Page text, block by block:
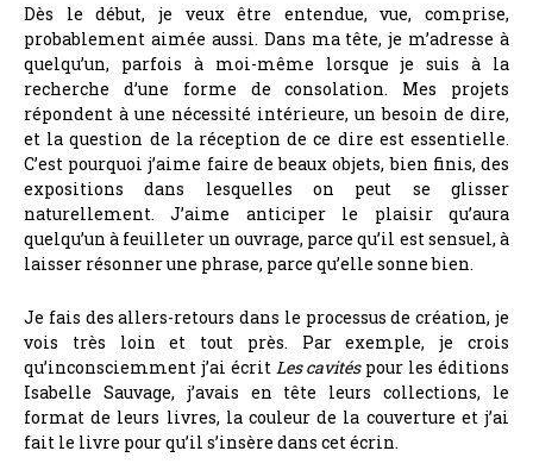
Dès le début, je veux être entendue, vue, comprise,
probablement aimée aussi. Dans ma tête, je m’adresse à
quelqu’un, parfois à moi-même lorsque je suis à la
recherche d’une forme de consolation. Mes projets
répondent à une nécessité intérieure, un besoin de dire,
et la question de la réception de ce dire est essentielle.
C’est pourquoi j’aime faire de beaux objets, bien finis, des
expositions dans lesquelles on peut se glisser
naturellement. J’aime anticiper le plaisir qu’aura
quelqu’un à feuilleter un ouvrage, parce qu’il est sensuel, à
laisser résonner une phrase, parce qu’elle sonne bien.
Je fais des allers-retours dans le processus de création, je
vois très loin et tout près. Par exemple, je crois
qu’inconsciemment j’ai écrit Les cavitéspour les éditions
Isabelle Sauvage, j’avais en tête leurs collections, le
format de leurs livres, la couleur de la couverture et j’ai
fait le livre pour qu’il s’insère dans cet écrin.